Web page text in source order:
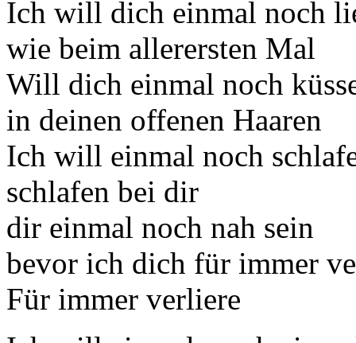
Ich will dich einmal noch
wie beim allerersten Mal
Will dich einmal noch
in deinen offenen Haaren
Ich will einmal noch
schlafen bei dir
dir einmal noch nah sein
bevor ich dich für immer
Für immer verliere